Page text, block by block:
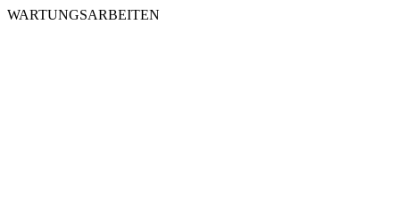
WARTUNGSARBEITEN